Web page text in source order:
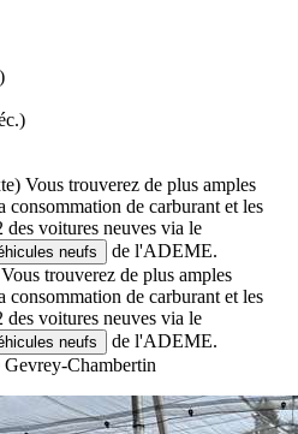
Vous trouverez de plus amples
consommation de carburant et les
des voitures neuves via le
neufs
de l'ADEME.
Vous trouverez de plus amples
consommation de carburant et les
des voitures neuves via le
neufs
de l'ADEME.
Chambertin